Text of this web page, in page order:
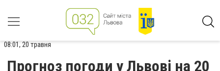
08:01, 20 травня
Прогноз погоди у Львові на 20